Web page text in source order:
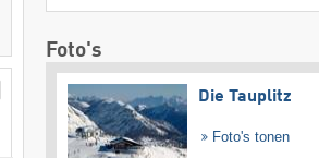
Foto's
Die Tauplitz
Foto's tonen